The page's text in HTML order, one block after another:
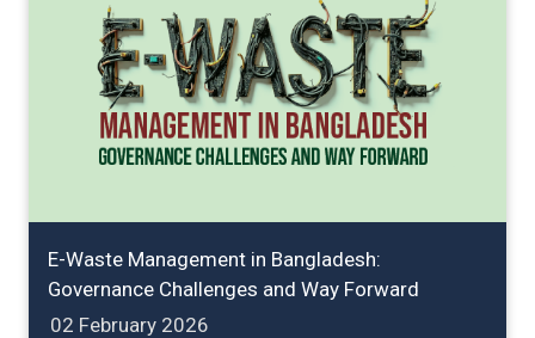
E-Waste Management in Bangladesh:
Governance Challenges and Way Forward
02 February 2026